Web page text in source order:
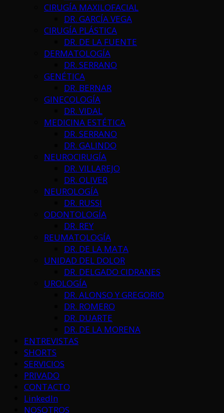
CIRUGÍA MAXILOFACIAL
DR. GARCÍA VEGA
CIRUGÍA PLÁSTICA
DR. DE LA FUENTE
DERMATOLOGÍA
DR. SERRANO
GENÉTICA
DR. BERNAR
GINECOLOGÍA
DR. VIDAL
MEDICINA ESTÉTICA
DR. SERRANO
DR. GALINDO
NEUROCIRUGÍA
DR. VILLAREJO
DR. OLIVER
NEUROLOGÍA
DR. RUSSI
ODONTOLOGÍA
DR. REY
REUMATOLOGÍA
DR. DE LA MATA
UNIDAD DEL DOLOR
DR. DELGADO CIDRANES
UROLOGÍA
DR. ALONSO Y GREGORIO
DR. ROMERO
DR. DUARTE
DR. DE LA MORENA
ENTREVISTAS
SHORTS
SERVICIOS
PRIVADO
CONTACTO
LinkedIn
NOSOTROS